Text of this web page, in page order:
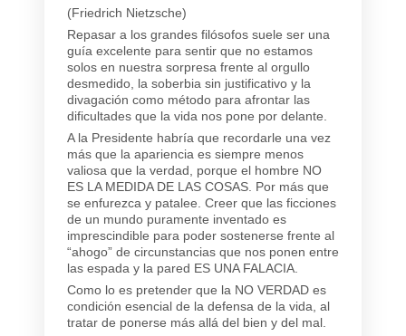
(Friedrich Nietzsche)
Repasar a los grandes filósofos suele ser una
guía excelente para sentir que no estamos
solos en nuestra sorpresa frente al orgullo
desmedido, la soberbia sin justificativo y la
divagación como método para afrontar las
dificultades que la vida nos pone por delante.
A la Presidente habría que recordarle una vez
más que la apariencia es siempre menos
valiosa que la verdad, porque el hombre NO
ES LA MEDIDA DE LAS COSAS. Por más que
se enfurezca y patalee. Creer que las ficciones
de un mundo puramente inventado es
imprescindible para poder sostenerse frente al
“ahogo” de circunstancias que nos ponen entre
las espada y la pared ES UNA FALACIA.
Como lo es pretender que la NO VERDAD es
condición esencial de la defensa de la vida, al
tratar de ponerse más allá del bien y del mal.